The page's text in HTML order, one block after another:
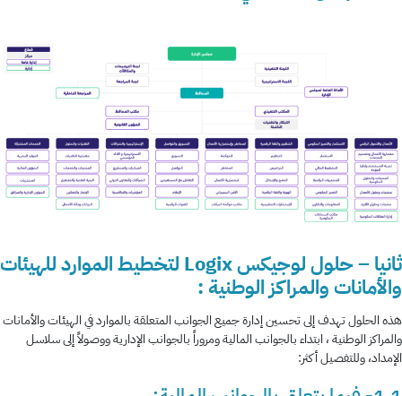
ثانيا – حلول لوجيكس Logix لتخطيط الموارد للهيئات
والأمانات والمراكز الوطنية :
هذه الحلول تهدف إلى تحسين إدارة جميع الجوانب المتعلقة بالموارد في الهيئات والأمانات
والمراكز الوطنية ، ابتداء بالجوانب المالية ومروراً بالجوانب الإدارية ووصولاً إلى سلاسل
الإمداد، وللتفصيل أكثر: